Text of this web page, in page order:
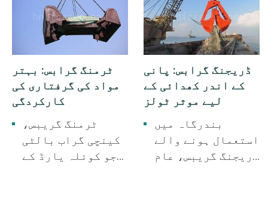
ٹرمنگ گرابس: بہتر
مواد کی گرفتاری کی
کارکردگی
ٹرمنگ گریبس،
کینچی گراب بالٹی
جو کوئلہ یارڈ کے
ڈریجنگ گرابس: پانی
کے اندر کھدائی کے
لیے موثر ٹولز
بندرگاہ میں
استعمال ہونے والے
ڈریجنگ گریبس، عام